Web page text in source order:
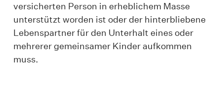
versicherten Person in erheblichem Masse
unterstützt worden ist oder der hinterbliebene
Lebenspartner für den Unterhalt eines oder
mehrerer gemeinsamer Kinder aufkommen
muss.